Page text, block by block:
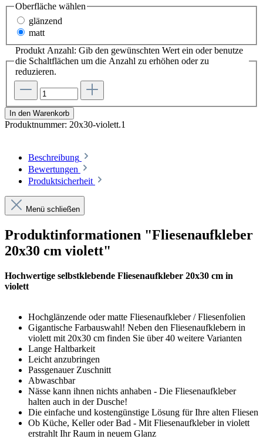
Oberfläche wählen
glänzend
matt
Produkt Anzahl: Gib den gewünschten Wert ein oder benutze
die Schaltflächen um die Anzahl zu erhöhen oder zu
reduzieren.
In den Warenkorb
Produktnummer: 20x30-violett.1
Beschreibung
Bewertungen
Produktsicherheit
Menü schließen
Produktinformationen "Fliesenaufkleber
20x30 cm violett"
Hochwertige selbstklebende Fliesenaufkleber 20x30 cm in
violett
Hochglänzende oder matte Fliesenaufkleber / Fliesenfolien
Gigantische Farbauswahl! Neben den Fliesenaufklebern in
violett mit 20x30 cm finden Sie über 40 weitere Varianten
Lange Haltbarkeit
Leicht anzubringen
Passgenauer Zuschnitt
Abwaschbar
Nässe kann ihnen nichts anhaben - Die Fliesenaufkleber
halten auch in der Dusche!
Die einfache und kostengünstige Lösung für Ihre alten Fliesen
Ob Küche, Keller oder Bad - Mit Fliesenaufkleber in violett
erstrahlt Ihr Raum in neuem Glanz